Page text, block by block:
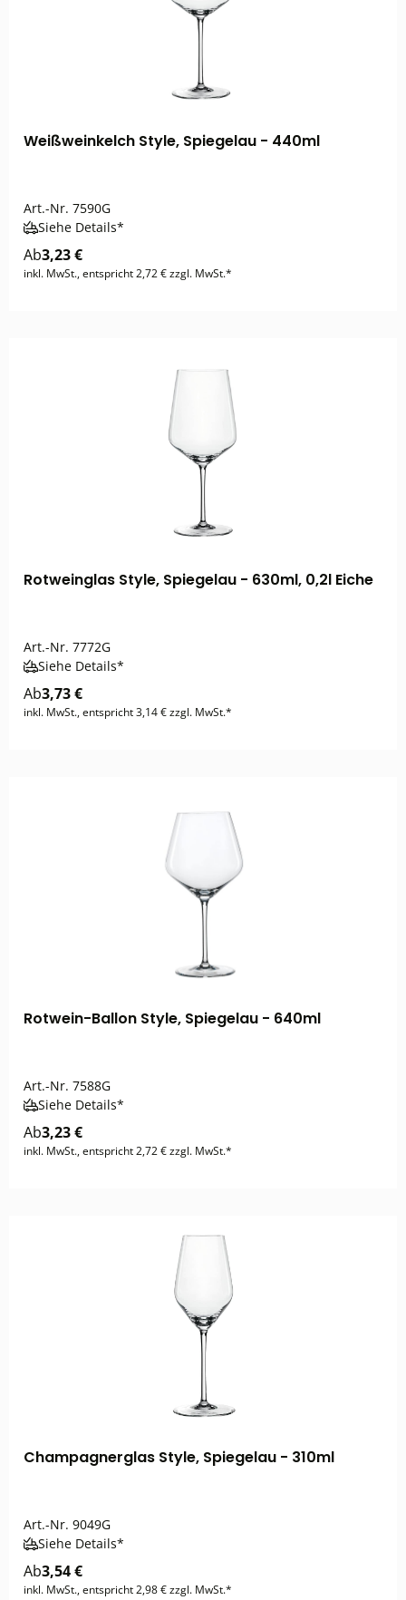
Weißweinkelch Style, Spiegelau - 440ml
Art.-Nr. 7590G
Siehe Details*
Ab3,23 €
inkl. MwSt., entspricht 2,72 € zzgl. MwSt.*
Rotweinglas Style, Spiegelau - 630ml, 0,2l Eiche
Art.-Nr. 7772G
Siehe Details*
Ab3,73 €
inkl. MwSt., entspricht 3,14 € zzgl. MwSt.*
Rotwein-Ballon Style, Spiegelau - 640ml
Art.-Nr. 7588G
Siehe Details*
Ab3,23 €
inkl. MwSt., entspricht 2,72 € zzgl. MwSt.*
Champagnerglas Style, Spiegelau - 310ml
Art.-Nr. 9049G
Siehe Details*
Ab3,54 €
inkl. MwSt., entspricht 2,98 € zzgl. MwSt.*